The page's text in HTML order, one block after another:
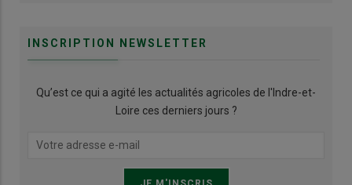
INSCRIPTION NEWSLETTER
Qu’est ce qui a agité les actualités agricoles de l'Indre-et-
Loire ces derniers jours ?